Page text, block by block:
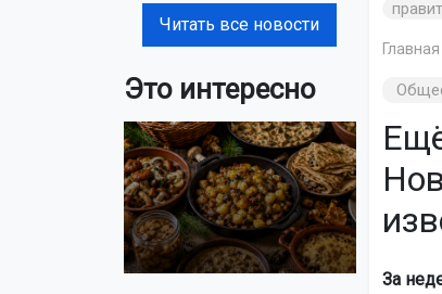
Читать все новости
Это интересно
Главная
За